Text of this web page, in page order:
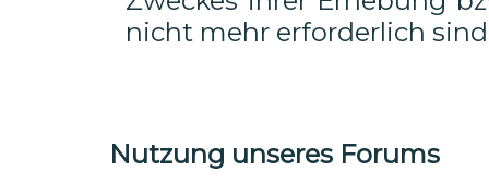
nicht mehr erforderlich
Nutzung unseres Forums